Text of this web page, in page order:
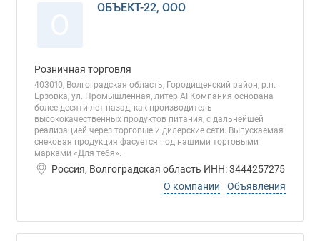
ОБЪЕКТ-22, ООО
Розничная торговля
403010, Волгоградская область, Городищенский район, р.п.
Ерзовка, ул. Промышленная, литер АI Компания основана
более десяти лет назад, как производитель
высококачественных продуктов питания, с дальнейшей
реализацией через торговые и дилерские сети. Выпускаемая
снековая продукция фасуется под нашими торговыми
марками «Для тебя».
Россия, Волгоградская область ИНН: 3444257275
О компании
Объявления